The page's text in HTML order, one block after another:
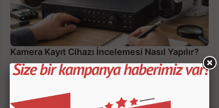
Kamera Kayıt Cihazı İncelemesi Nasıl Yapılır?
Kamera kayıt cihazı incelemesi yaparken kanal sayısı,
çözünürlük, disk kapasitesi ve uzaktan erişimi birlikte
16 Temmuz 2026